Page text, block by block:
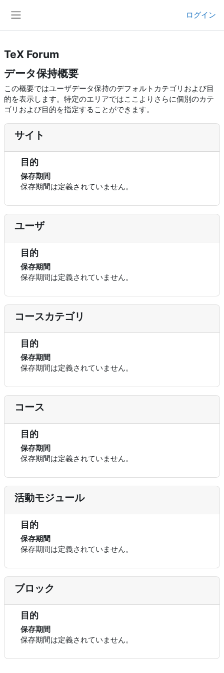
ログイン
TeX Forum
データ保持概要
この概要ではユーザデータ保持のデフォルトカテゴリおよび目
的を表示します。特定のエリアではここよりさらに個別のカテ
ゴリおよび目的を指定することができます。
サイト
目的
保存期間
保存期間は定義されていません。
ユーザ
目的
保存期間
保存期間は定義されていません。
コースカテゴリ
目的
保存期間
保存期間は定義されていません。
コース
目的
保存期間
保存期間は定義されていません。
活動モジュール
目的
保存期間
保存期間は定義されていません。
ブロック
目的
保存期間
保存期間は定義されていません。